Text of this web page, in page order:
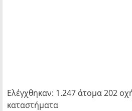
Ελέγχθηκαν: 1.247 άτομα 202
καταστήματα